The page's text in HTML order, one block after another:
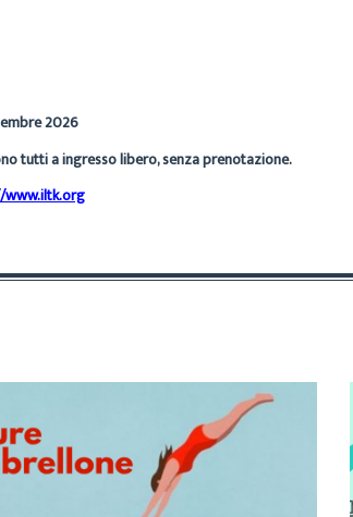
2026
tutti a ingresso libero, senza prenotazione.